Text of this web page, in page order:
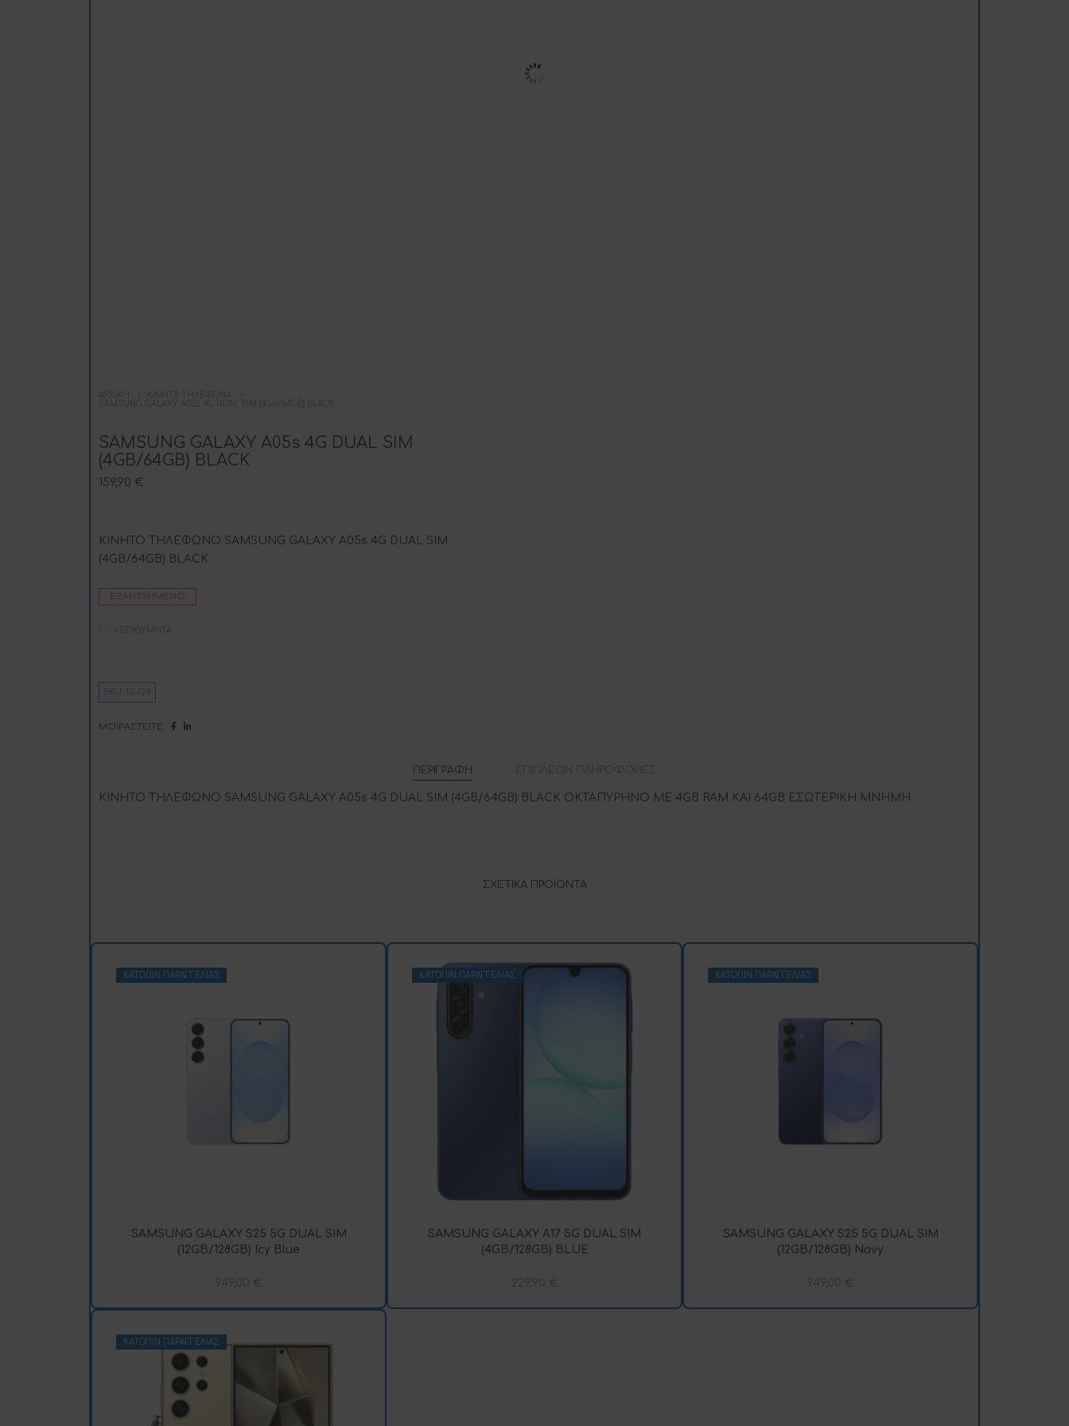
ΑΡΧΙΚΉ
ΚΙΝΗΤΆ ΤΗΛΈΦΩΝΑ
SAMSUNG GALAXY A05S 4G DUAL SIM (4GB/64GB) BLACK
SAMSUNG GALAXY A05s 4G DUAL SIM
(4GB/64GB) BLACK
159,90 €
ΚΙΝΗΤΟ ΤΗΛΕΦΩΝΟ SAMSUNG GALAXY A05s 4G DUAL SIM
(4GB/64GB) BLACK
ΕΞΑΝΤΛΗΜΈΝΟ
+ ΕΠΙΘΥΜΗΤΆ
SKU:
ΜΟΙΡΑΣΤΕΊΤΕ:
ΠΕΡΙΓΡΑΦΉ ΕΠΙΠΛΈΟΝ ΠΛΗΡΟΦΟΡΊΕΣ
ΚΙΝΗΤΟ ΤΗΛΕΦΩΝΟ SAMSUNG GALAXY A05s 4G DUAL SIM (4GB/64GB) BLACK ΟΚΤΑΠΥΡΗΝΟ ΜΕ 4GB RAM ΚΑΙ 64GB ΕΣΩΤΕΡΙΚΗ ΜΝΗΜΗ
ΣΧΕΤΙΚΆ ΠΡΟΪΌΝΤΑ
ΚΑΤΌΠΙΝ ΠΑΡΑΓΓΕΛΊΑΣ
SAMSUNG GALAXY S25 5G DUAL SIM
(12GB/128GB) Icy Blue
949,00 €
ΚΑΤΌΠΙΝ ΠΑΡΑΓΓΕΛΊΑΣ
SAMSUNG GALAXY A17 5G DUAL SIM
(4GB/128GB) BLUE
229,90 €
ΚΑΤΌΠΙΝ ΠΑΡΑΓΓΕΛΊΑΣ
SAMSUNG GALAXY S25 5G DUAL SIM
(12GB/128GB) Navy
949,00 €
ΚΑΤΌΠΙΝ ΠΑΡΑΓΓΕΛΊΑΣ